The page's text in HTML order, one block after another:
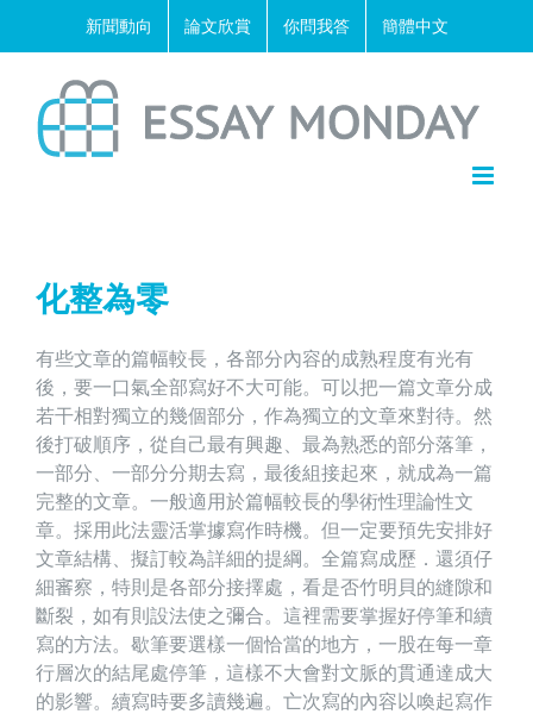
新聞動向 論文欣賞 你問我答 簡體中文
化整為零
有些文章的篇幅較長，各部分內容的成熟程度有光有
後，要一口氣全部寫好不大可能。可以把一篇文章分成
若干相對獨立的幾個部分，作為獨立的文章來對待。然
後打破順序，從自己最有興趣、最為熟悉的部分落筆，
一部分、一部分分期去寫，最後組接起來，就成為一篇
完整的文章。一般適用於篇幅較長的學術性理論性文
章。採用此法靈活掌據寫作時機。但一定要預先安排好
文章結構、擬訂較為詳細的提綱。全篇寫成歷．還須仔
細審察，特則是各部分接擇處，看是否竹明貝的縫隙和
斷裂，如有則設法使之彌合。這裡需要掌握好停筆和續
寫的方法。歇筆要選樣一個恰當的地方，一股在每一章
行層次的結尾處停筆，這樣不大會對文脈的貫通達成大
的影響。續寫時要多讀幾遍。亡次寫的內容以喚起寫作